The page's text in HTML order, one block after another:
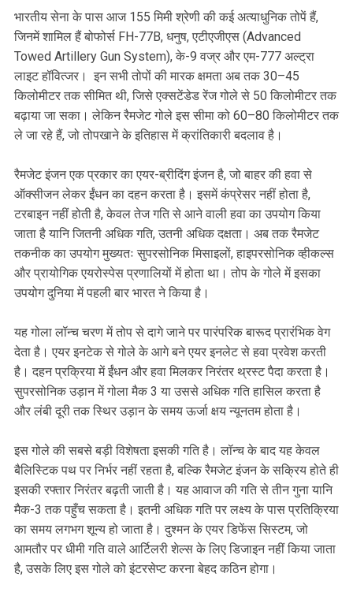
भारतीय सेना के पास आज 155 मिमी श्रेणी की कई अत्याधुनिक तोपें हैं,
जिनमें शामिल हैं बोफोर्स FH-77B, धनुष, एटीएजीएस (Advanced
Towed Artillery Gun System), के-9 वज्र और एम-777 अल्ट्रा
लाइट हॉवित्जर। इन सभी तोपों की मारक क्षमता अब तक 30–45
किलोमीटर तक सीमित थी, जिसे एक्सटेंडेड रेंज गोले से 50 किलोमीटर तक
बढ़ाया जा सका। लेकिन रैमजेट गोले इस सीमा को 60–80 किलोमीटर तक
ले जा रहे हैं, जो तोपखाने के इतिहास में क्रांतिकारी बदलाव है।
रैमजेट इंजन एक प्रकार का एयर-ब्रीदिंग इंजन है, जो बाहर की हवा से
ऑक्सीजन लेकर ईंधन का दहन करता है। इसमें कंप्रेसर नहीं होता है,
टरबाइन नहीं होती है, केवल तेज गति से आने वाली हवा का उपयोग किया
जाता है यानि जितनी अधिक गति, उतनी अधिक दक्षता। अब तक रैमजेट
तकनीक का उपयोग मुख्यतः सुपरसोनिक मिसाइलों, हाइपरसोनिक व्हीकल्स
और प्रायोगिक एयरोस्पेस प्रणालियों में होता था। तोप के गोले में इसका
उपयोग दुनिया में पहली बार भारत ने किया है।
यह गोला लॉन्च चरण में तोप से दागे जाने पर पारंपरिक बारूद प्रारंभिक वेग
देता है। एयर इनटेक से गोले के आगे बने एयर इनलेट से हवा प्रवेश करती
है। दहन प्रक्रिया में ईंधन और हवा मिलकर निरंतर थ्रस्ट पैदा करता है।
सुपरसोनिक उड़ान में गोला मैक 3 या उससे अधिक गति हासिल करता है
और लंबी दूरी तक स्थिर उड़ान के समय ऊर्जा क्षय न्यूनतम होता है।
इस गोले की सबसे बड़ी विशेषता इसकी गति है। लॉन्च के बाद यह केवल
बैलिस्टिक पथ पर निर्भर नहीं रहता है, बल्कि रैमजेट इंजन के सक्रिय होते ही
इसकी रफ्तार निरंतर बढ़ती जाती है। यह आवाज की गति से तीन गुना यानि
मैक-3 तक पहुँच सकता है। इतनी अधिक गति पर लक्ष्य के पास प्रतिक्रिया
का समय लगभग शून्य हो जाता है। दुश्मन के एयर डिफेंस सिस्टम, जो
आमतौर पर धीमी गति वाले आर्टिलरी शेल्स के लिए डिजाइन नहीं किया जाता
है, उसके लिए इस गोले को इंटरसेप्ट करना बेहद कठिन होगा।